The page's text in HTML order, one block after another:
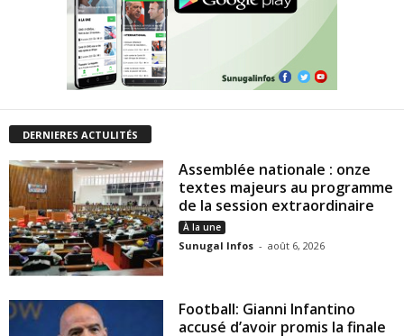
DERNIERES ACTULITÉS
Assemblée nationale : onze
textes majeurs au programme
de la session extraordinaire
À la une
Sunugal Infos - août 6, 2026
Football: Gianni Infantino
accusé d’avoir promis la finale